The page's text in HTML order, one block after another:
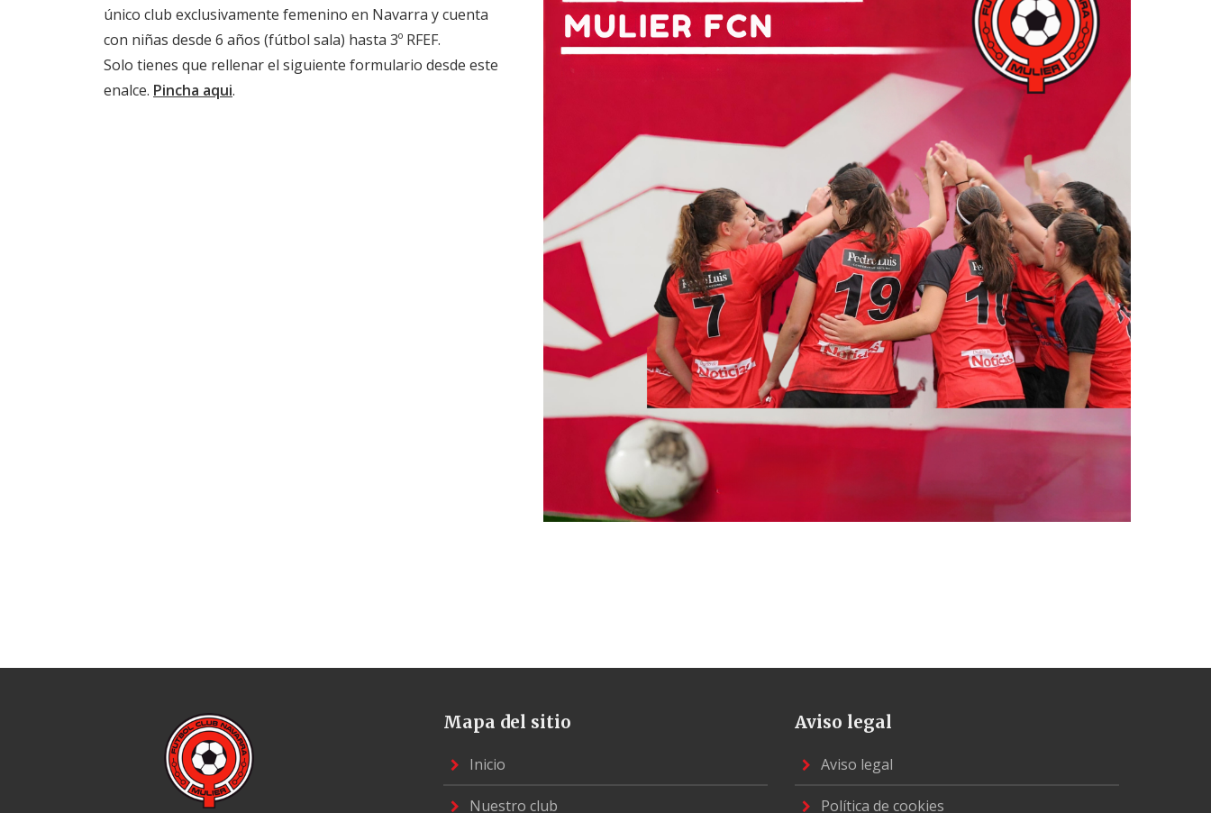
único club exclusivamente femenino en Navarra y cuenta
con niñas desde 6 años (fútbol sala) hasta 3º RFEF.
Solo tienes que rellenar el siguiente formulario desde este
enalce. Pincha aqui.
Mapa del sitio
Inicio
Nuestro club
Aviso legal
Aviso legal
Política de cookies